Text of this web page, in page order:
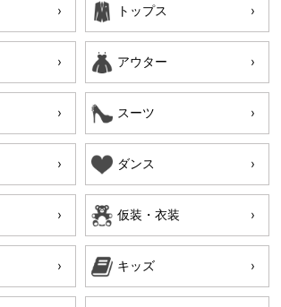
トップス
アウター
スーツ
ダンス
仮装・衣装
キッズ